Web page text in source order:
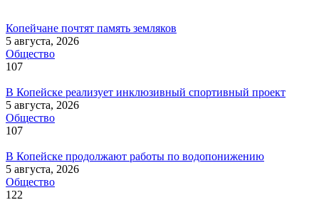
Копейчане почтят память земляков
5 августа, 2026
Общество
107
В Копейске реализует инклюзивный спортивный проект
5 августа, 2026
Общество
107
В Копейске продолжают работы по водопонижению
5 августа, 2026
Общество
122